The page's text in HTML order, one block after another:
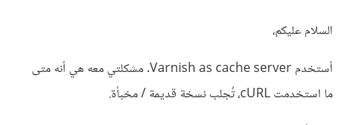
السلام عليكم،
أستخدم Varnish as cache server. مشكلتي معه هي أنه متى
ما استخدمت cURL، تُجلب نسخة قديمة / مخبأة.